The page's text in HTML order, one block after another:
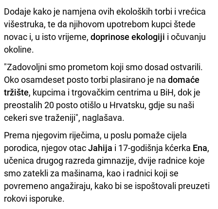
Dodaje kako je namjena ovih ekoloških torbi i vrećica
višestruka, te da njihovom upotrebom kupci štede
novac i, u isto vrijeme, doprinose ekologiji i očuvanju
okoline.
"Zadovoljni smo prometom koji smo dosad ostvarili.
Oko osamdeset posto torbi plasirano je na domaće
tržište, kupcima i trgovačkim centrima u BiH, dok je
preostalih 20 posto otišlo u Hrvatsku, gdje su naši
cekeri sve traženiji", naglašava.
Prema njegovim riječima, u poslu pomaže cijela
porodica, njegov otacJahija i 17-godišnja kćerka Ena,
učenica drugog razreda gimnazije, dvije radnice koje
smo zatekli za mašinama, kao i radnici koji se
povremeno angažiraju, kako bi se ispoštovali preuzeti
rokovi isporuke.